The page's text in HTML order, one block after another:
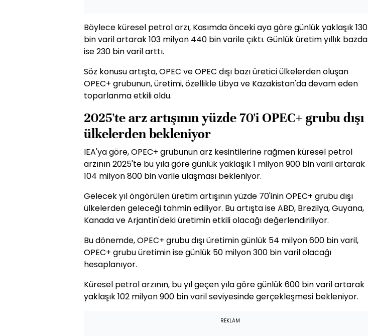
Böylece küresel petrol arzı, Kasımda önceki aya göre günlük yaklaşık 130
bin varil artarak 103 milyon 440 bin varile çıktı. Günlük üretim yıllık bazda
ise 230 bin varil arttı.
Söz konusu artışta, OPEC ve OPEC dışı bazı üretici ülkelerden oluşan
OPEC+ grubunun, üretimi, özellikle Libya ve Kazakistan'da devam eden
toparlanma etkili oldu.
2025'te arz artışının yüzde 70'i OPEC+ grubu dışı
ülkelerden bekleniyor
IEA'ya göre, OPEC+ grubunun arz kesintilerine rağmen küresel petrol
arzının 2025'te bu yıla göre günlük yaklaşık 1 milyon 900 bin varil artarak
104 milyon 800 bin varile ulaşması bekleniyor.
Gelecek yıl öngörülen üretim artışının yüzde 70'inin OPEC+ grubu dışı
ülkelerden geleceği tahmin ediliyor. Bu artışta ise ABD, Brezilya, Guyana,
Kanada ve Arjantin'deki üretimin etkili olacağı değerlendiriliyor.
Bu dönemde, OPEC+ grubu dışı üretimin günlük 54 milyon 600 bin varil,
OPEC+ grubu üretimin ise günlük 50 milyon 300 bin varil olacağı
hesaplanıyor.
Küresel petrol arzının, bu yıl geçen yıla göre günlük 600 bin varil artarak
yaklaşık 102 milyon 900 bin varil seviyesinde gerçekleşmesi bekleniyor.
REKLAM